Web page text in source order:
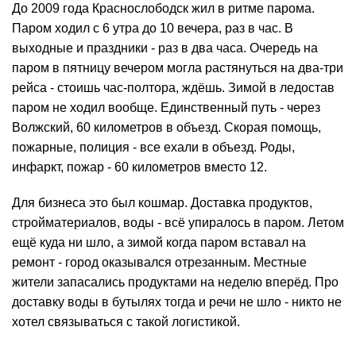
До 2009 года Краснослободск жил в ритме парома.
Паром ходил с 6 утра до 10 вечера, раз в час. В
выходные и праздники - раз в два часа. Очередь на
паром в пятницу вечером могла растянуться на два-три
рейса - стоишь час-полтора, ждёшь. Зимой в ледостав
паром не ходил вообще. Единственный путь - через
Волжский, 60 километров в объезд. Скорая помощь,
пожарные, полиция - все ехали в объезд. Роды,
инфаркт, пожар - 60 километров вместо 12.
Для бизнеса это был кошмар. Доставка продуктов,
стройматериалов, воды - всё упиралось в паром. Летом
ещё куда ни шло, а зимой когда паром вставал на
ремонт - город оказывался отрезанным. Местные
жители запасались продуктами на неделю вперёд. Про
доставку воды в бутылях тогда и речи не шло - никто не
хотел связываться с такой логистикой.